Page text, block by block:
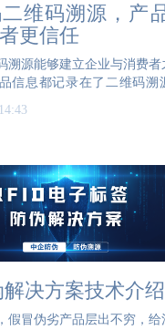
维码溯源，产
更信任
溯源能够建立企业与消费者
信息都记录在了二维码溯
信息。如果发现产品出现
决方案技术介绍
假冒伪劣产品层出不穷，给